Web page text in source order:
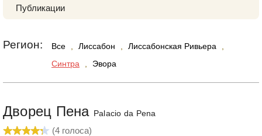
Публикации
Регион: Все Лиссабон Лиссабонская Ривьера
Синтра
Эвора
Дворец Пена Palacio da Pena
(4 голоса)